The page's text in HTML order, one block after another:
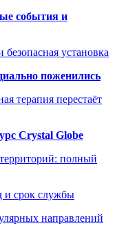
события и
установка
поженились
терапия перестаёт
Crystal Globe
полный
и срок службы
направлений